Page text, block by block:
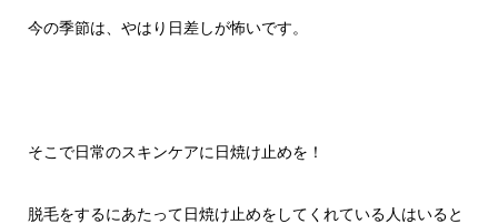
今の季節は、やはり日差しが怖いです。
そこで日常のスキンケアに日焼け止めを！
脱毛をするにあたって日焼け止めをしてくれている人はいると